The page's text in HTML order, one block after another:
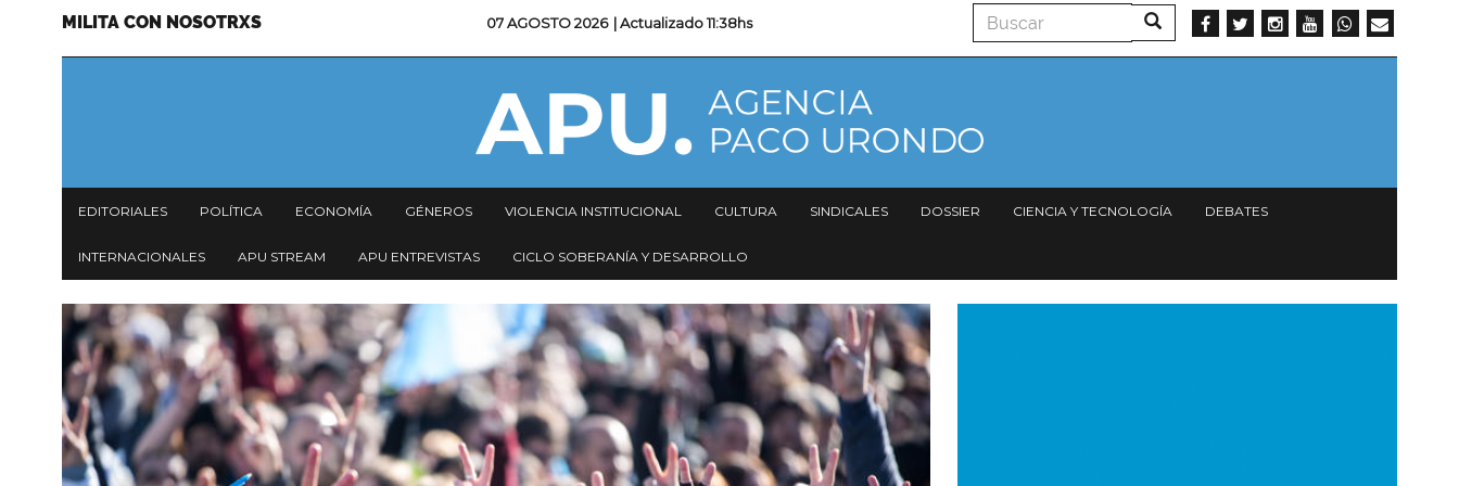
Menu
MILITA CON NOSOTRXS 07 AGOSTO 2026 | Actualizado11:38hs Buscar Buscar
Navegación
principal
EDITORIALES POLÍTICA ECONOMÍA GÉNEROS VIOLENCIA INSTITUCIONAL CULTURA SINDICALES DOSSIER CIENCIA Y TECNOLOGÍA DEBATES
INTERNACIONALES APU STREAM APU ENTREVISTAS CICLO SOBERANÍA Y DESARROLLO
Imagen